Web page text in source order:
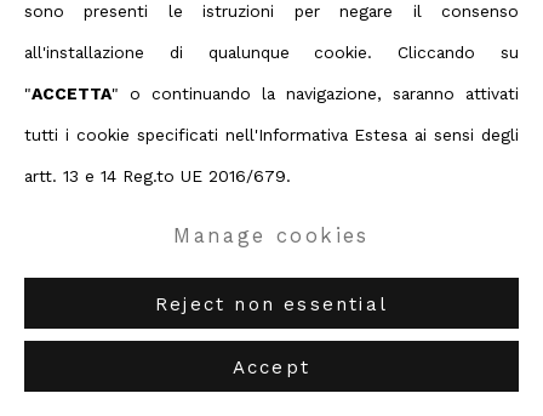
Diritti d'autore 2026 ABC ARTE
ABC-ARTE via XX Settembre 11/A, 16121 Genova
ABC-ARTE ONE OF via Santa Croce 21, 20122 Milano
sono presenti le istruzioni per negare il consenso
all'installazione di qualunque cookie. Cliccando su
"ACCETTA" o continuando la navigazione, saranno attivati
tutti i cookie specificati nell'Informativa Estesa ai sensi degli
artt. 13 e 14 Reg.to UE 2016/679.
Manage cookies
Reject non essential
Accept
Artista collegato
Giulio Zanet